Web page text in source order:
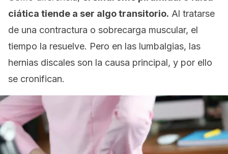
ciática tiende a ser algo transitorio. Al tratarse
de una contractura o sobrecarga muscular, el
tiempo la resuelve. Pero en las lumbalgias, las
hernias discales son la causa principal, y por ello
se cronifican.